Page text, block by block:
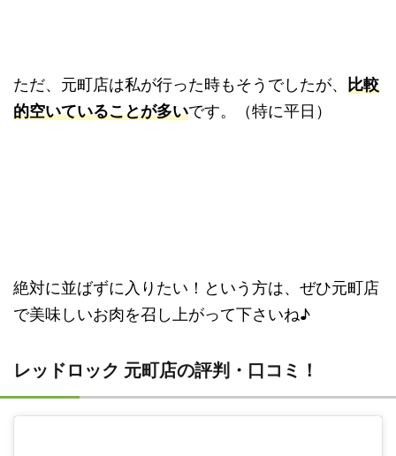
ただ、元町店は私が行った時もそうでしたが、 比較
的空いていることが多いです。（特に平日）
絶対に並ばずに入りたい！という方は、ぜひ元町店
で美味しいお肉を召し上がって下さいね♪
レッドロック 元町店の評判・口コミ！